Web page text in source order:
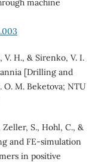
V. H., & Sirenko, V. I.
[Drilling and
M. Beketova; NTU
S., Hohl, C., &
and FE-simulation
in positive